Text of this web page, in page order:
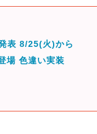
表 8/25(火)から
場 色違い実装